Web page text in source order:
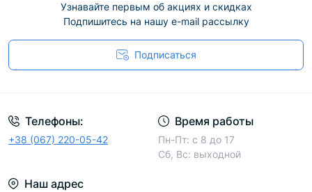
Узнавайте первым об акциях и скидках
Подпишитесь на нашу e-mail рассылку
Подписаться
Телефоны:
+38 (067) 220-05-42
Время работы
Пн-Пт: с 8 до 17
Сб, Вс: выходной
Наш адрес